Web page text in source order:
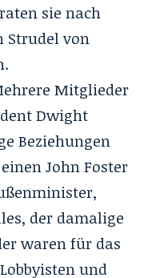
sie nach
Strudel von
Mitglieder
Dwight
Beziehungen
John Foster
der damalige
waren für das
und